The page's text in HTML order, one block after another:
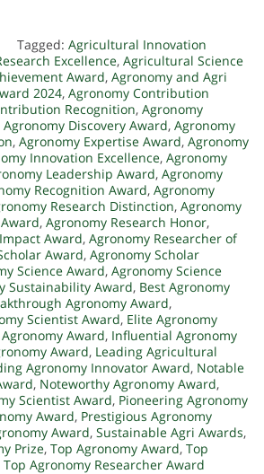
Tagged: Agricultural Innovation
Excellence, Agricultural Science
Award, Agronomy and Agri
2024, Agronomy Contribution
Recognition, Agronomy
Agronomy Discovery Award, Agronomy
, Agronomy Expertise Award, Agronomy
Innovation Excellence, Agronomy
Leadership Award, Agronomy
Recognition Award, Agronomy
Research Distinction, Agronomy
, Agronomy Research Honor,
Award, Agronomy Researcher of
Award, Agronomy Scholar
Science Award, Agronomy Science
Sustainability Award, Best Agronomy
Agronomy Award,
Scientist Award, Elite Agronomy
Award, Influential Agronomy
Award, Leading Agricultural
Agronomy Innovator Award, Notable
, Noteworthy Agronomy Award,
Scientist Award, Pioneering Agronomy
Award, Prestigious Agronomy
Award, Sustainable Agri Awards,
Prize, Top Agronomy Award, Top
Top Agronomy Researcher Award